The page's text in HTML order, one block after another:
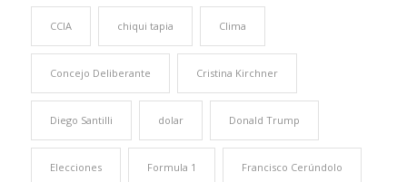
CCIA chiqui tapia Clima
Concejo Deliberante Cristina Kirchner
Diego Santilli dolar Donald Trump
Elecciones Formula 1 Francisco Cerúndolo